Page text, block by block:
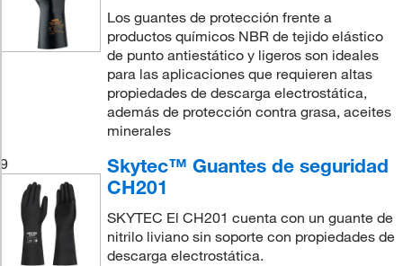
Los guantes de protección frente a
productos químicos NBR de tejido elástico
de punto antiestático y ligeros son ideales
para las aplicaciones que requieren altas
propiedades de descarga electrostática,
además de protección contra grasa, aceites
minerales
9
Skytec™ Guantes de seguridad
CH201
SKYTEC El CH201 cuenta con un guante de
nitrilo liviano sin soporte con propiedades de
descarga electrostática.